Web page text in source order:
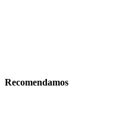
Recomendamos